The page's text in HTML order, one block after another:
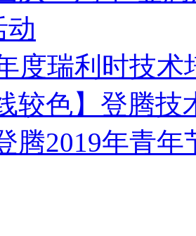
动
度瑞利时技
较色】登腾
腾2019年青